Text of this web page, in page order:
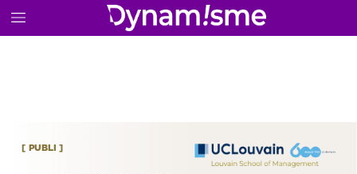
[ PUBLI ]